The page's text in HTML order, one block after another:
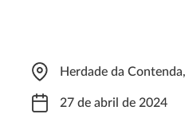
Herdade da
27 de abril de 2024